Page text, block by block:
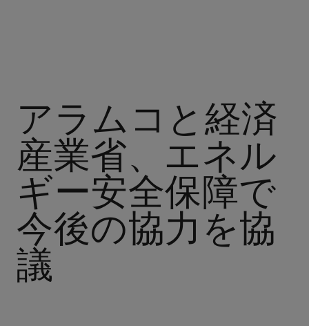
アラムコと経済
産業省、エネル
ギー安全保障で
今後の協力を協
議